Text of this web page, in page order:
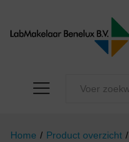
Home / Product overzicht /